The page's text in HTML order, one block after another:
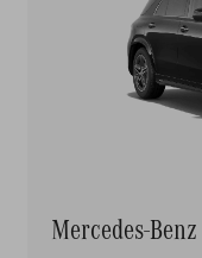
Mercedes-